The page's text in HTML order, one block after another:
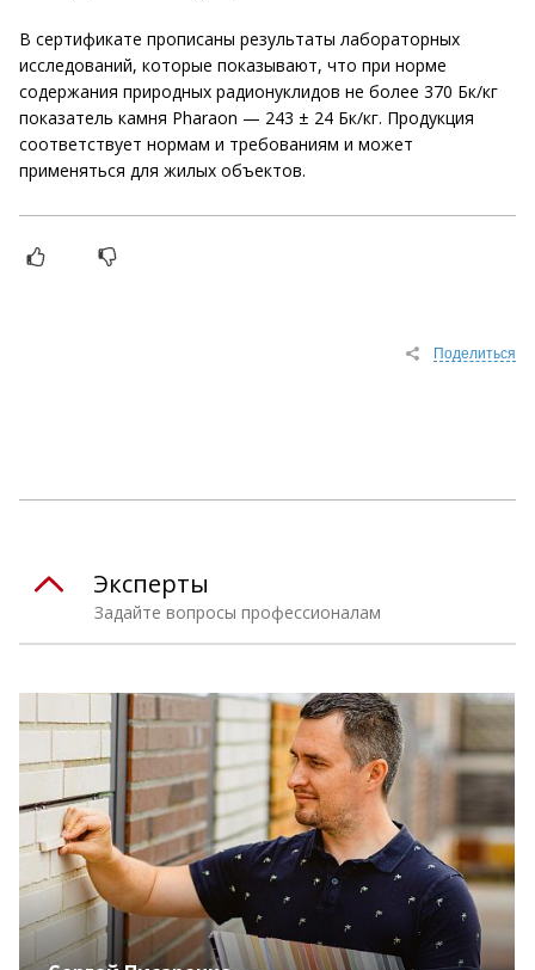
В сертификате прописаны результаты лабораторных
исследований, которые показывают, что при норме
содержания природных радионуклидов не более 370 Бк/кг
показатель камня Pharaon — 243 ± 24 Бк/кг. Продукция
соответствует нормам и требованиям и может
применяться для жилых объектов.
Поделиться
Задайте вопросы профессионалам
Эксперты